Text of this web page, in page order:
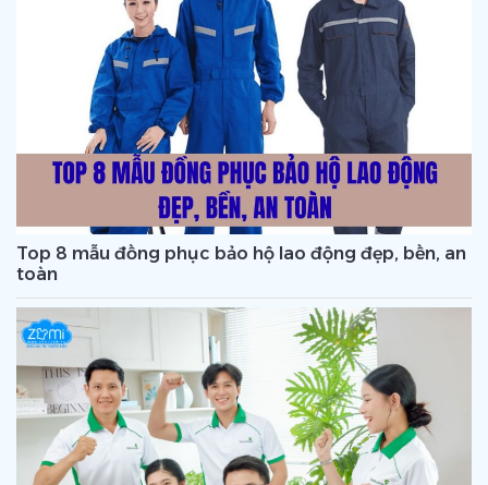
Top 8 mẫu đồng phục bảo hộ lao động đẹp, bền, an
toàn